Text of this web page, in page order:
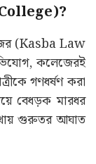
(Kasba Law
কলেজেরই
গণধর্ষণ করা
বেধড়ক মারধর
গুরুতর আঘাত